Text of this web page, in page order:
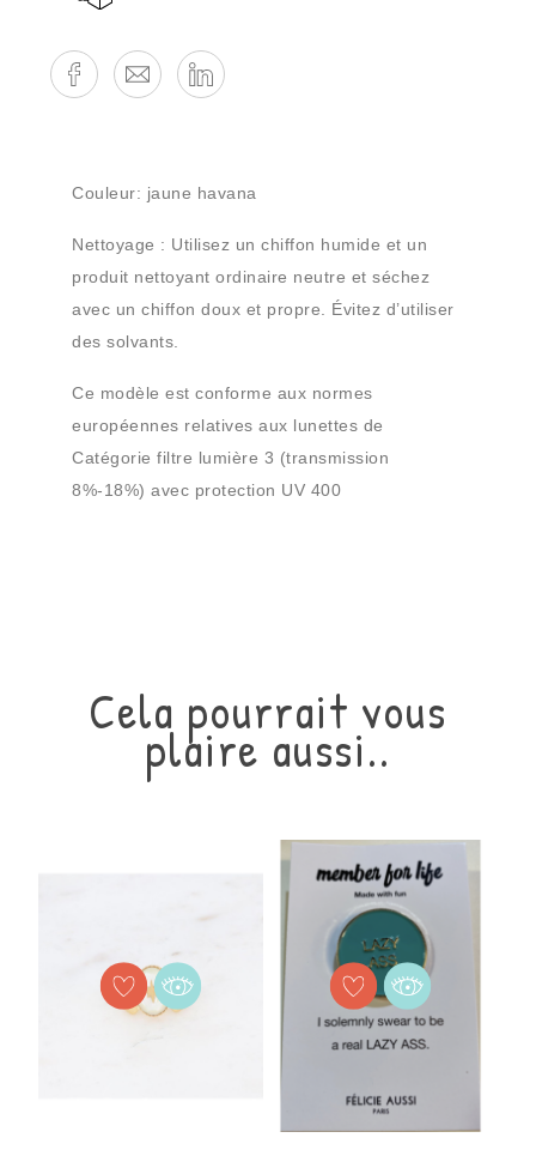
Couleur: jaune havana
Nettoyage : Utilisez un chiffon humide et un
produit nettoyant ordinaire neutre et séchez
avec un chiffon doux et propre. Évitez d’utiliser
des solvants.
Ce modèle est conforme aux normes
européennes relatives aux lunettes de
Catégorie filtre lumière 3 (transmission
8%-18%) avec protection UV 400
Référence
Cela pourrait vous
plaire aussi..